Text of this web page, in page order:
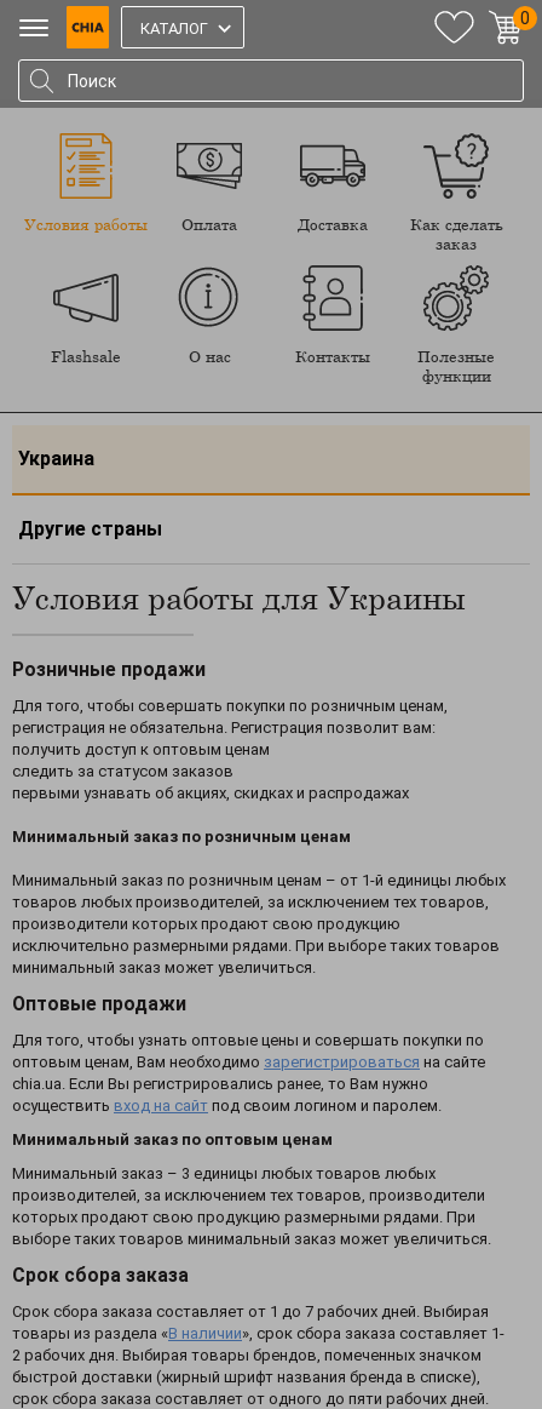
КАТАЛОГ
0
Условия работы Оплата Доставка
Как сделать
заказ
Flashsale О нас Контакты
Полезные
функции
Украина
Другие страны
Условия работы для Украины
Розничные продажи
Для того, чтобы совершать покупки по розничным ценам,
регистрация не обязательна. Регистрация позволит вам:
получить доступ к оптовым ценам
следить за статусом заказов
первыми узнавать об акциях, скидках и распродажах
Минимальный заказ по розничным ценам
Минимальный заказ по розничным ценам – от 1-й единицы любых
товаров любых производителей, за исключением тех товаров,
производители которых продают свою продукцию
исключительно размерными рядами. При выборе таких товаров
минимальный заказ может увеличиться.
Оптовые продажи
Для того, чтобы узнать оптовые цены и совершать покупки по
оптовым ценам, Вам необходимо зарегистрироваться на сайте
chia.ua. Если Вы регистрировались ранее, то Вам нужно
осуществить вход на сайт под своим логином и паролем.
Минимальный заказ по оптовым ценам
Минимальный заказ – 3 единицы любых товаров любых
производителей, за исключением тех товаров, производители
которых продают свою продукцию размерными рядами. При
выборе таких товаров минимальный заказ может увеличиться.
Срок сбора заказа
Срок сбора заказа составляет от 1 до 7 рабочих дней. Выбирая
товары из раздела «В наличии», срок сбора заказа составляет 1-
2 рабочих дня. Выбирая товары брендов, помеченных значком
быстрой доставки (жирный шрифт названия бренда в списке),
срок сбора заказа составляет от одного до пяти рабочих дней.